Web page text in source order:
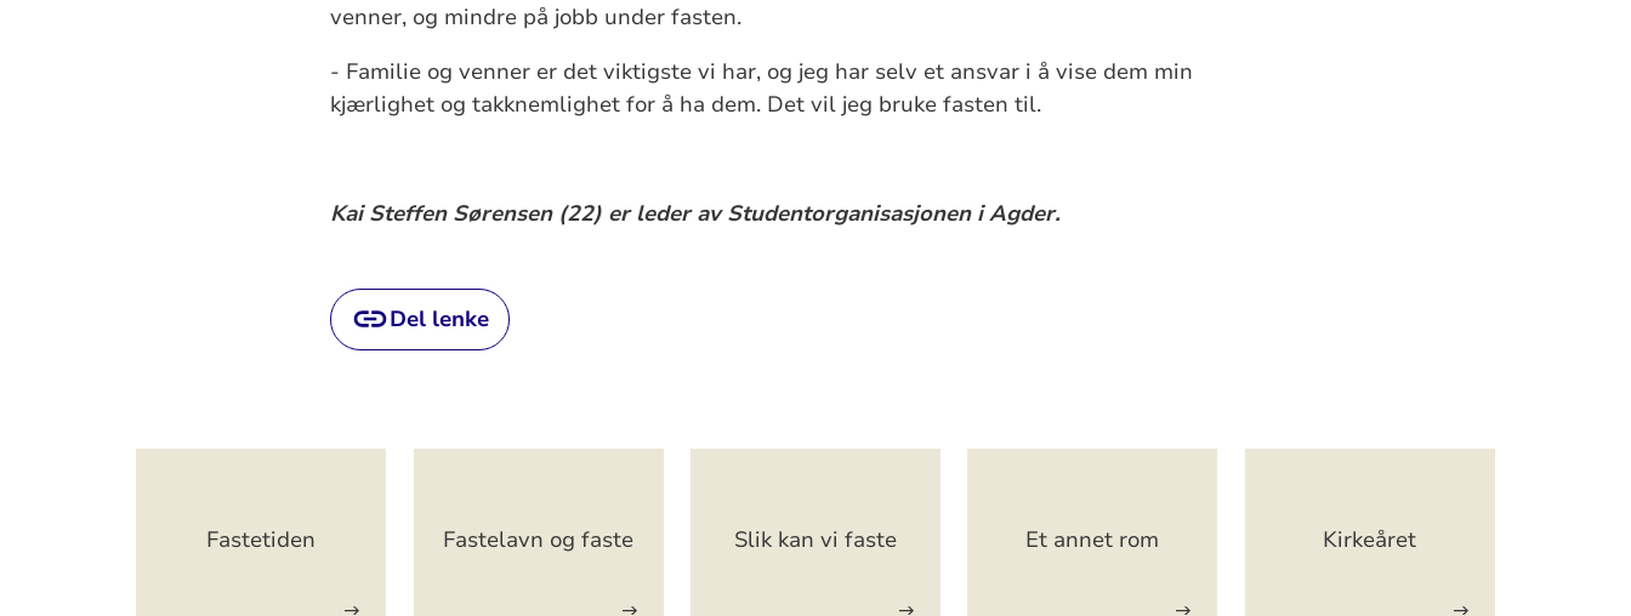
venner, og mindre på jobb under fasten.
- Familie og venner er det viktigste vi har, og jeg har selv et ansvar i å vise dem min
kjærlighet og takknemlighet for å ha dem. Det vil jeg bruke fasten til.
Kai Steffen Sørensen (22) er leder av Studentorganisasjonen i Agder.
Del lenke
Fastetiden Fastelavn og faste Slik kan vi faste Et annet rom Kirkeåret